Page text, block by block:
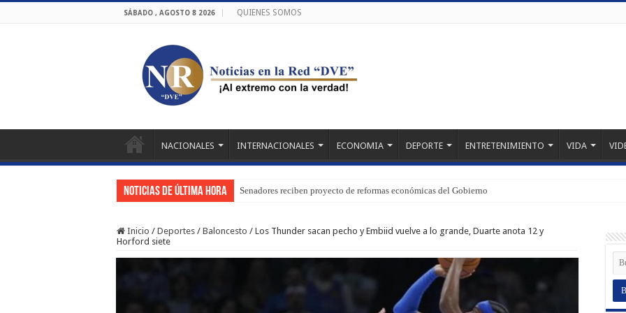
SÁBADO , AGOSTO 8 2026 QUIENES SOMOS
NACIONALES INTERNACIONALES ECONOMIA DEPORTE ENTRETENIMIENTO VIDA
Noticias de última hora Senadores reciben proyecto de reformas económicas del Gobierno
Inicio / Deportes / Baloncesto / Los Thunder sacan pecho y Embiid vuelve a lo grande, Duarte anota 12 y
Horford siete